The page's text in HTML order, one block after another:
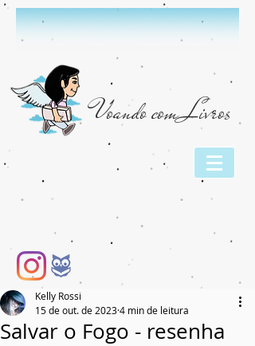
Voando com Livros
Salvar o Fogo - resenha
Kelly Rossi
15 de out. de 20234 min de leitura